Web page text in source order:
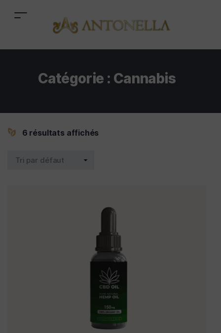
Catégorie : Cannabis
6 résultats affichés